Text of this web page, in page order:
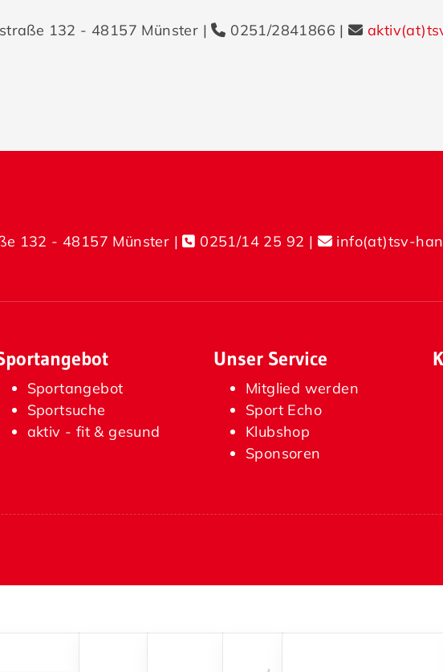
132 - 48157 Münster | 0251/2841866 |
132 - 48157 Münster | 0251/14 25 92 | info(at)tsv-
Sportangebot
Sportsuche
aktiv - fit & gesund
Unser Service
Mitglied werden
Sport Echo
Klubshop
Sponsoren